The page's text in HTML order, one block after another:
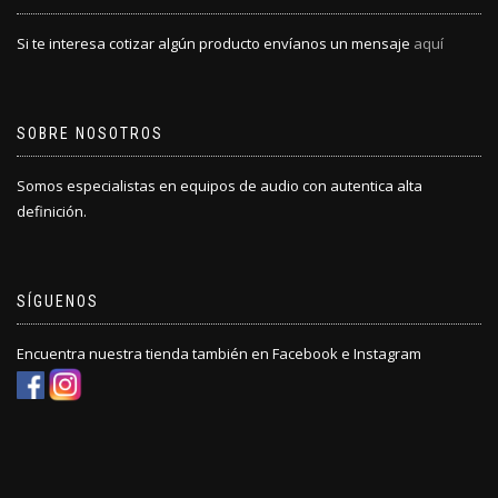
Si te interesa cotizar algún producto envíanos un mensaje aquí
SOBRE NOSOTROS
Somos especialistas en equipos de audio con autentica alta
definición.
SÍGUENOS
Encuentra nuestra tienda también en Facebook e Instagram